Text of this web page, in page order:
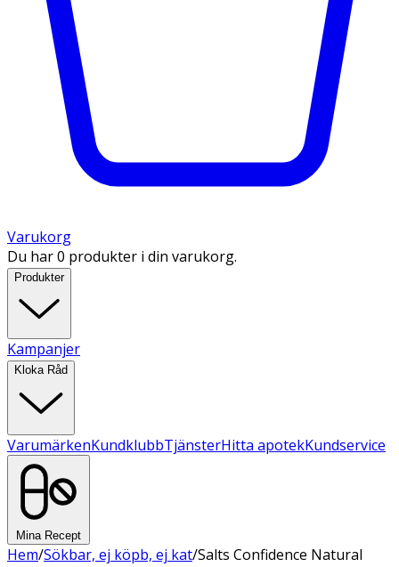
Varukorg
Du har 0 produkter i din varukorg.
Produkter
Kampanjer
Kloka Råd
VarumärkenKundklubbTjänsterHitta apotekKundservice
Mina Recept
Hem/Sökbar, ej köpb, ej kat/Salts Confidence Natural